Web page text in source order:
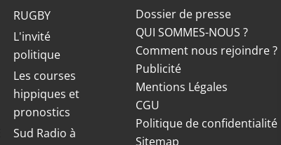
RUGBY
L'invité
politique
Les courses
hippiques et
pronostics
Sud Radio à
Dossier de presse
QUI SOMMES-NOUS ?
Comment nous rejoindre ?
Publicité
Mentions Légales
CGU
Politique de confidentialité
Sitemap